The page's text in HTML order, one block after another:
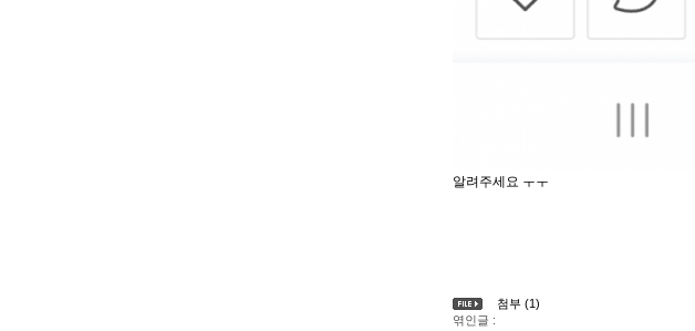
알려주세요 ㅜㅜ
첨부 (1)
엮인글 :